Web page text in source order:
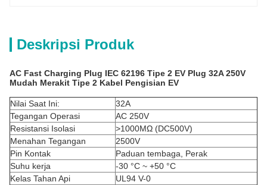
Deskripsi Produk
AC Fast Charging Plug IEC 62196 Tipe 2 EV Plug 32A 250V
Mudah Merakit Tipe 2 Kabel Pengisian EV
Nilai Saat Ini:
32A
Tegangan Operasi
AC 250V
Resistansi Isolasi
>1000MΩ (DC500V)
Menahan Tegangan
2500V
Pin Kontak
Paduan tembaga, Perak
Suhu kerja
-30 °C ~ +50 °C
Kelas Tahan Api
UL94 V-0